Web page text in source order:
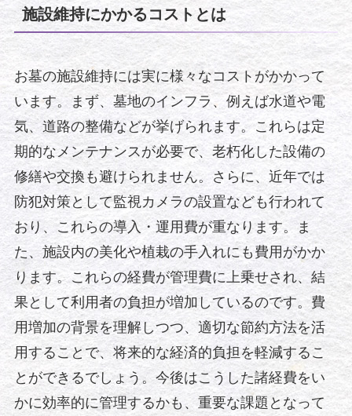
施設維持にかかるコストとは
お墓の施設維持には実に様々なコストがかかって
います。まず、墓地のインフラ、例えば水道や電
気、道路の整備などが挙げられます。これらは定
期的なメンテナンスが必要で、老朽化した設備の
修繕や交換も避けられません。さらに、近年では
防犯対策として監視カメラの設置なども行われて
おり、これらの導入・運用費が重なります。ま
た、施設内の美化や植栽の手入れにも費用がかか
ります。これらの経費が管理費に上乗せされ、結
果として利用者の負担が増加しているのです。費
用増加の背景を理解しつつ、適切な節約方法を活
用することで、将来的な経済的負担を軽減するこ
とができるでしょう。今後はこうした諸経費をい
かに効率的に管理するかも、重要な課題となって